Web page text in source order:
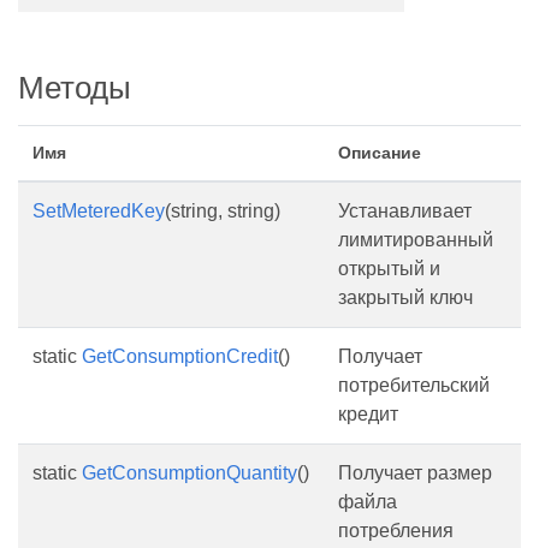
Методы
Имя Описание
SetMeteredKey(string, string)
Устанавливает
лимитированный
открытый и
закрытый ключ
static GetConsumptionCredit()
Получает
потребительский
кредит
static GetConsumptionQuantity()
Получает размер
файла
потребления